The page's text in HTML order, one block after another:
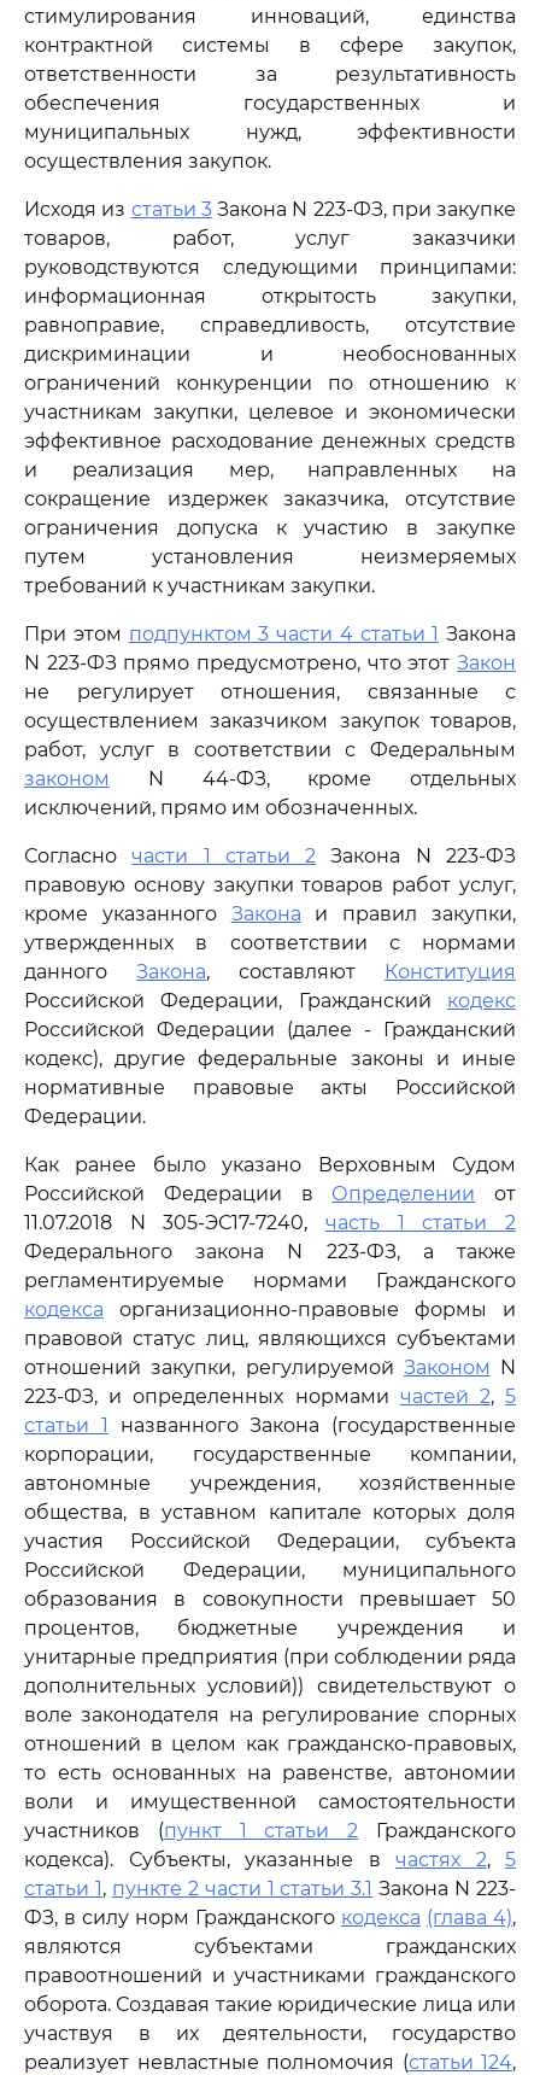
стимулирования инноваций, единства
контрактной системы в сфере закупок,
ответственности за результативность
обеспечения государственных и
муниципальных нужд, эффективности
осуществления закупок.
Исходя из статьи 3Закона N 223-ФЗ, при закупке
товаров, работ, услуг заказчики
руководствуются следующими принципами:
информационная открытость закупки,
равноправие, справедливость, отсутствие
дискриминации и необоснованных
ограничений конкуренции по отношению к
участникам закупки, целевое и экономически
эффективное расходование денежных средств
и реализация мер, направленных на
сокращение издержек заказчика, отсутствие
ограничения допуска к участию в закупке
путем установления неизмеряемых
требований к участникам закупки.
При этом подпунктом 3 части 4 статьи 1 Закона
N 223-ФЗ прямо предусмотрено, что этот Закон
не регулирует отношения, связанные с
осуществлением заказчиком закупок товаров,
работ, услуг в соответствии с Федеральным
законом
N 44-ФЗ, кроме отдельных
исключений, прямо им обозначенных.
Согласночасти 1 статьи 2 Закона N 223-ФЗ
правовую основу закупки товаров работ услуг,
кроме указанного Закона и правил закупки,
утвержденных в соответствии с нормами
данного Закона, составляют
Конституция
Российской Федерации, Гражданский кодекс
Российской Федерации (далее - Гражданский
кодекс), другие федеральные законы и иные
нормативные правовые акты Российской
Федерации.
Как ранее было указано Верховным Судом
Российской Федерации в Определении от
11.07.2018 N 305-ЭС17-7240, часть 1 статьи 2
Федерального закона N 223-ФЗ, а также
регламентируемые нормами Гражданского
кодекса организационно-правовые формы и
правовой статус лиц, являющихся субъектами
отношений закупки, регулируемой Законом N
223-ФЗ, и определенных нормами частей 2,5
статьи 1 названного Закона (государственные
корпорации, государственные компании,
автономные учреждения, хозяйственные
общества, в уставном капитале которых доля
участия Российской Федерации, субъекта
Российской Федерации, муниципального
образования в совокупности превышает 50
процентов, бюджетные учреждения и
унитарные предприятия (при соблюдении ряда
дополнительных условий)) свидетельствуют о
воле законодателя на регулирование спорных
отношений в целом как гражданско-правовых,
то есть основанных на равенстве, автономии
воли и имущественной самостоятельности
участников (пункт 1 статьи 2 Гражданского
кодекса). Субъекты, указанные в частях 2, 5
статьи 1, пункте 2 части 1 статьи 3.1 Закона N 223-
ФЗ, в силу норм Гражданского кодекса (глава 4),
являются субъектами гражданских
правоотношений и участниками гражданского
оборота. Создавая такие юридические лица или
участвуя в их деятельности, государство
реализует невластные полномочия (статьи 124,